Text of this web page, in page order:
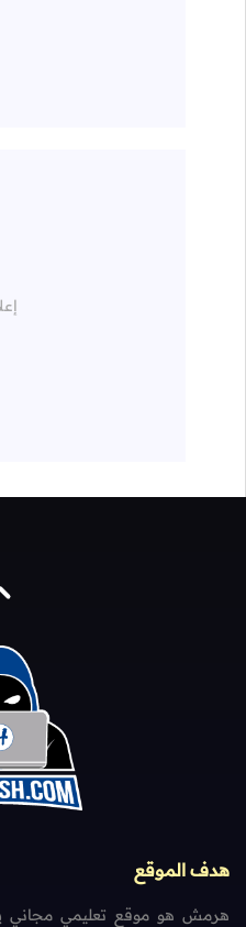
هدف الموقع
هرمش هو موقع تعليمي مجاني